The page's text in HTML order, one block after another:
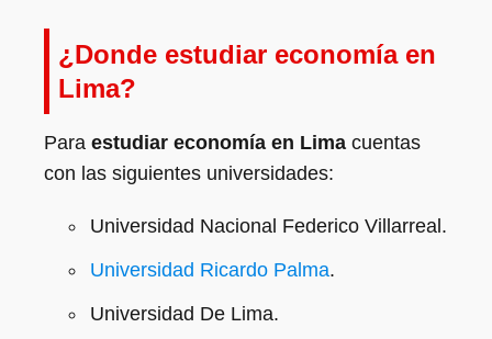
¿Donde estudiar economía en
Lima?
Para estudiar economía en Lima cuentas
con las siguientes universidades:
Universidad Nacional Federico Villarreal.
Universidad Ricardo Palma.
Universidad De Lima.